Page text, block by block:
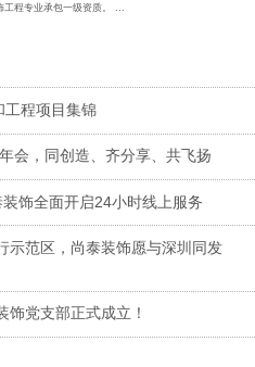
工程专业承包一级资质。 ...
工程项目集锦
会，同创造、齐分享、共飞扬
饰全面开启24小时线上服务
示范区，尚泰装饰愿与深圳同发
饰党支部正式成立！